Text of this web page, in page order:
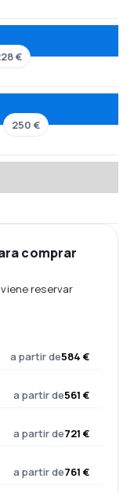
€
250 €
comprar
reservar
a partir de584 €
a partir de561 €
a partir de721 €
a partir de761 €